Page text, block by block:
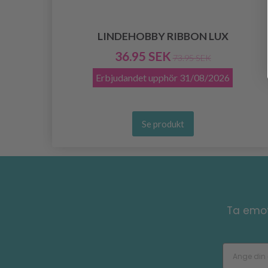
LINDEHOBBY RIBBON LUX
36.95 SEK 73.95 SEK
Erbjudandet upphör 31/08/2026
Se produkt
Ta